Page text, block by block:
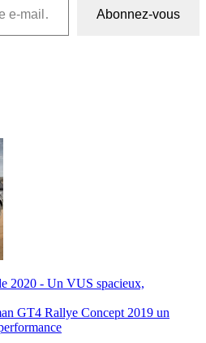
Abonnez-vous
2020 - Un VUS spacieux,
GT4 Rallye Concept 2019 un